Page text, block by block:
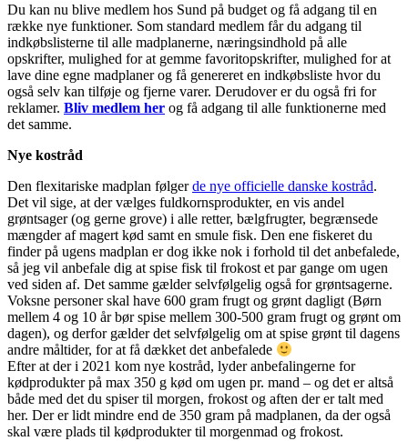
Du kan nu blive medlem hos Sund på budget og få adgang til en
række nye funktioner. Som standard medlem får du adgang til
indkøbslisterne til alle madplanerne, næringsindhold på alle
opskrifter, mulighed for at gemme favoritopskrifter, mulighed for at
lave dine egne madplaner og få genereret en indkøbsliste hvor du
også selv kan tilføje og fjerne varer. Derudover er du også fri for
reklamer. Bliv medlem her og få adgang til alle funktionerne med
det samme.
Nye kostråd
Den flexitariske madplan følgerde nye officielle danske kostråd.
Det vil sige, at der vælges fuldkornsprodukter, en vis andel
grøntsager (og gerne grove) i alle retter, bælgfrugter, begrænsede
mængder af magert kød samt en smule fisk. Den ene fiskeret du
finder på ugens madplan er dog ikke nok i forhold til det anbefalede,
så jeg vil anbefale dig at spise fisk til frokost et par gange om ugen
ved siden af. Det samme gælder selvfølgelig også for grøntsagerne.
Voksne personer skal have 600 gram frugt og grønt dagligt (Børn
mellem 4 og 10 år bør spise mellem 300-500 gram frugt og grønt om
dagen), og derfor gælder det selvfølgelig om at spise grønt til dagens
andre måltider, for at få dækket det anbefalede
Efter at der i 2021 kom nye kostråd, lyder anbefalingerne for
kødprodukter på max 350 g kød om ugen pr. mand – og det er altså
både med det du spiser til morgen, frokost og aften der er talt med
her. Der er lidt mindre end de 350 gram på madplanen, da der også
skal være plads til kødprodukter til morgenmad og frokost.